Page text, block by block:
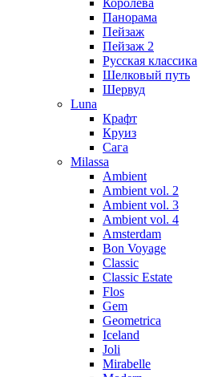
Королева
Панорама
Пейзаж
Пейзаж 2
Русская классика
Шелковый путь
Шервуд
Luna
Крафт
Круиз
Сага
Milassa
Ambient
Ambient vol. 2
Ambient vol. 3
Ambient vol. 4
Amsterdam
Bon Voyage
Classic
Classic Estate
Flos
Gem
Geometrica
Iceland
Joli
Mirabelle